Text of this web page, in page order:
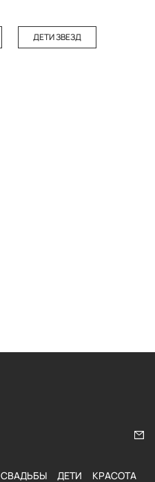
ДЕТИ ЗВЕЗД
СВАДЬБЫ ДЕТИ КРАСОТА